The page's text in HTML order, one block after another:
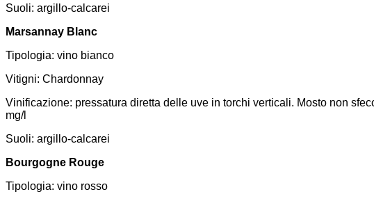
Suoli: argillo-calcarei
Marsannay Blanc
Tipologia: vino bianco
Vitigni: Chardonnay
Vinificazione: pressatura diretta delle uve in torchi verticali. Mosto non
mg/l
Suoli: argillo-calcarei
Bourgogne Rouge
Tipologia: vino rosso